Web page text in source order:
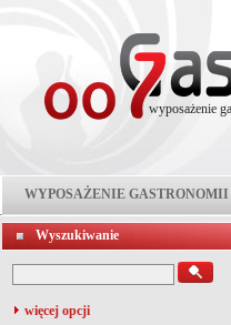
wyposażenie
WYPOSAŻENIE GASTRONOMII
Wyszukiwanie
więcej opcji